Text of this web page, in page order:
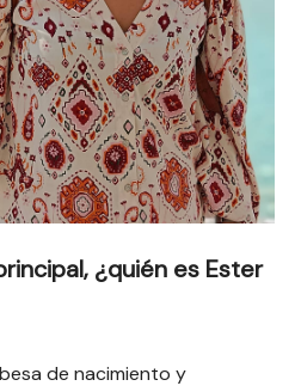
¿quién es Ester
de nacimiento y